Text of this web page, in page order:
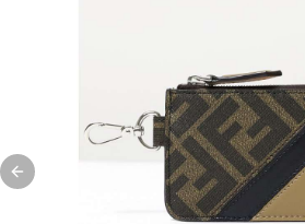
Previous slide